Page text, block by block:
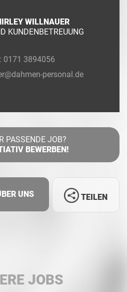
WILLNAUER
KUNDENBETREUUNG
0171 3894056
personal.de
PASSENDE JOB?
BEWERBEN!
UNS TEILEN
JOBS